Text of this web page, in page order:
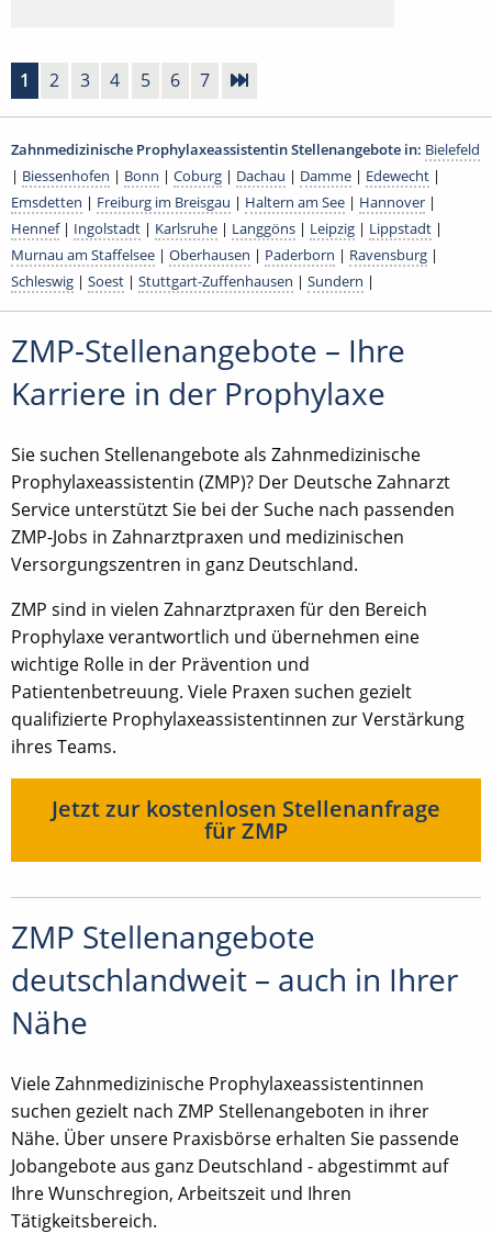
1 2 3 4 5 6 7
Zahnmedizinische Prophylaxeassistentin Stellenangebote in: Bielefeld
| Biessenhofen | Bonn | Coburg | Dachau | Damme | Edewecht |
Emsdetten | Freiburg im Breisgau | Haltern am See | Hannover |
Hennef| Ingolstadt | Karlsruhe | Langgöns | Leipzig | Lippstadt |
Murnau am Staffelsee | Oberhausen | Paderborn | Ravensburg |
Schleswig | Soest | Stuttgart-Zuffenhausen | Sundern |
ZMP-Stellenangebote – Ihre
Karriere in der Prophylaxe
Sie suchen Stellenangebote als Zahnmedizinische
Prophylaxeassistentin (ZMP)? Der Deutsche Zahnarzt
Service unterstützt Sie bei der Suche nach passenden
ZMP-Jobs in Zahnarztpraxen und medizinischen
Versorgungszentren in ganz Deutschland.
ZMP sind in vielen Zahnarztpraxen für den Bereich
Prophylaxe verantwortlich und übernehmen eine
wichtige Rolle in der Prävention und
Patientenbetreuung. Viele Praxen suchen gezielt
qualifizierte Prophylaxeassistentinnen zur Verstärkung
ihres Teams.
Jetzt zur kostenlosen Stellenanfrage
für ZMP
ZMP Stellenangebote
deutschlandweit – auch in Ihrer
Nähe
Viele Zahnmedizinische Prophylaxeassistentinnen
suchen gezielt nach ZMP Stellenangeboten in ihrer
Nähe. Über unsere Praxisbörse erhalten Sie passende
Jobangebote aus ganz Deutschland - abgestimmt auf
Ihre Wunschregion, Arbeitszeit und Ihren
Tätigkeitsbereich.